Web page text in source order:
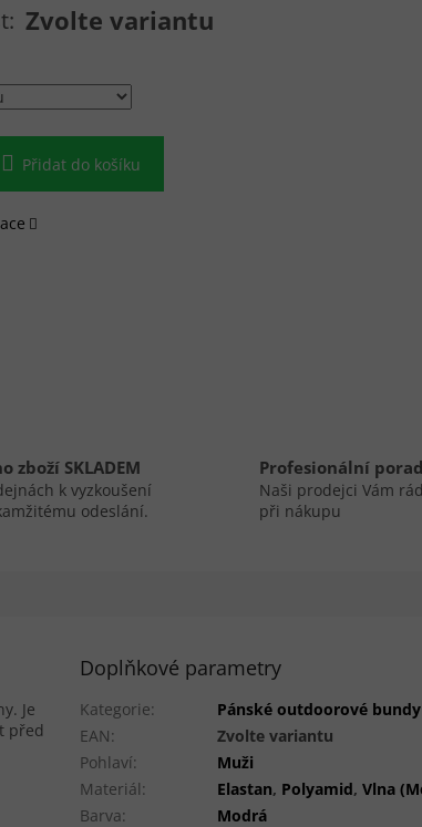
Zvolte variantu
Přidat do košíku
zboží SKLADEM
k vyzkoušení
odeslání.
Profesionální
Naši prodejci Vám
při nákupu
Je
před
Doplňkové parametry
Kategorie:
Pánské outdoorové bundy
EAN:
Zvolte variantu
Pohlaví:
Muži
Materiál: Elastan, Polyamid,Vlna
Barva:
Modrá